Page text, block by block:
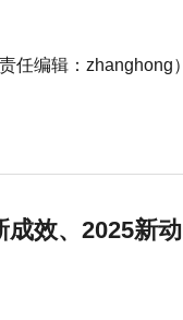
责任编辑：zhanghong）
成效、2025新动